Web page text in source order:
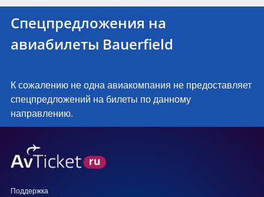
Спецпредложения на
авиабилеты Bauerfield
К сожалению не одна авиакомпания не предоставляет
спецпредложений на билеты по данному
направлению.
Поддержка